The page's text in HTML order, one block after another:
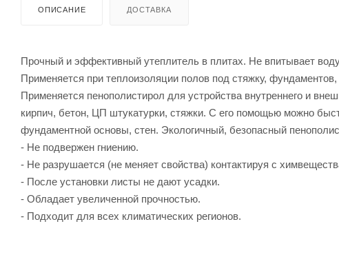
ОПИСАНИЕ ДОСТАВКА
Прочный и эффективный утеплитель в плитах. Не впитывает
Применяется при теплоизоляции полов под стяжку,
Применяется пенополистирол для устройства внутреннего и
кирпич, бетон, ЦП штукатурки, стяжки. С его помощью можно
фундаментной основы, стен. Экологичный, безопасный
- Не подвержен гниению.
- Не разрушается (не меняет свойства) контактируя с
- После установки листы не дают усадки.
- Обладает увеличенной прочностью.
- Подходит для всех климатических регионов.